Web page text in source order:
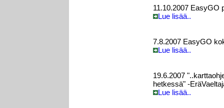
11.10.2007 EasyGO
Lue lisää..
7.8.2007 EasyGO
Lue lisää..
19.6.2007
hetkessä" -
Lue lisää..